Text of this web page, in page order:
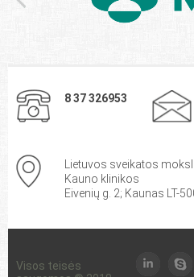
8 37 326953
Lietuvos sveikatos
Kauno klinikos
Eivenių g. 2; Kaunas LT-
Visos teisės